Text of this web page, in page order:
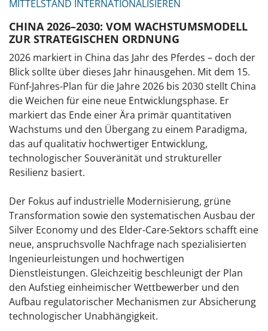
MITTELSTAND INTERNATIONALISIEREN
CHINA 2026–2030: VOM WACHSTUMSMODELL
ZUR STRATEGISCHEN ORDNUNG
2026 markiert in China das Jahr des Pferdes – doch der
Blick sollte über dieses Jahr hinausgehen. Mit dem 15.
Fünf-Jahres-Plan für die Jahre 2026 bis 2030 stellt China
die Weichen für eine neue Entwicklungsphase. Er
markiert das Ende einer Ära primär quantitativen
Wachstums und den Übergang zu einem Paradigma,
das auf qualitativ hochwertiger Entwicklung,
technologischer Souveränität und struktureller
Resilienz basiert.
Der Fokus auf industrielle Modernisierung, grüne
Transformation sowie den systematischen Ausbau der
Silver Economy und des Elder-Care-Sektors schafft eine
neue, anspruchsvolle Nachfrage nach spezialisierten
Ingenieurleistungen und hochwertigen
Dienstleistungen. Gleichzeitig beschleunigt der Plan
den Aufstieg einheimischer Wettbewerber und den
Aufbau regulatorischer Mechanismen zur Absicherung
technologischer Unabhängigkeit.